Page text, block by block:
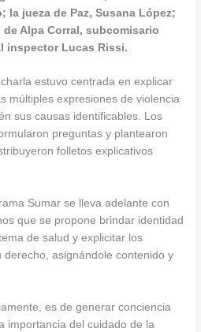
la jueza de Paz, Susana López;
Alpa Corral, subcomisario
inspector Lucas Rissi.
estuvo centrada en explicar
múltiples expresiones de violencia
sus causas identificables. Los
preguntas y plantearon
folletos explicativos
Sumar se lleva adelante con
que se propone brindar identidad
de salud y explicitar los
asignándole contenido y
es de generar conciencia
importancia del cuidado de la